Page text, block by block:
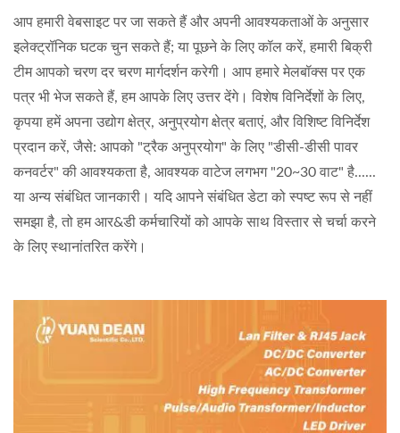
आप हमारी वेबसाइट पर जा सकते हैं और अपनी आवश्यकताओं के अनुसार
इलेक्ट्रॉनिक घटक चुन सकते हैं; या पूछने के लिए कॉल करें, हमारी बिक्री
टीम आपको चरण दर चरण मार्गदर्शन करेगी। आप हमारे मेलबॉक्स पर एक
पत्र भी भेज सकते हैं, हम आपके लिए उत्तर देंगे। विशेष विनिर्देशों के लिए,
कृपया हमें अपना उद्योग क्षेत्र, अनुप्रयोग क्षेत्र बताएं, और विशिष्ट विनिर्देश
प्रदान करें, जैसे: आपको "ट्रैक अनुप्रयोग" के लिए "डीसी-डीसी पावर
कनवर्टर" की आवश्यकता है, आवश्यक वाटेज लगभग "20~30 वाट" है......
या अन्य संबंधित जानकारी। यदि आपने संबंधित डेटा को स्पष्ट रूप से नहीं
समझा है, तो हम आर&डी कर्मचारियों को आपके साथ विस्तार से चर्चा करने
के लिए स्थानांतरित करेंगे।